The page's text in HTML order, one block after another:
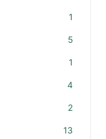
1
5
1
4
2
13